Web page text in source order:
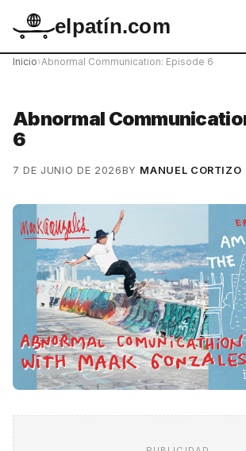
elpatín.com
Inicio›Abnormal Communication: Episode 6
Abnormal
6
7 DE JUNIO DE 2026BY MANUEL CORTIZO